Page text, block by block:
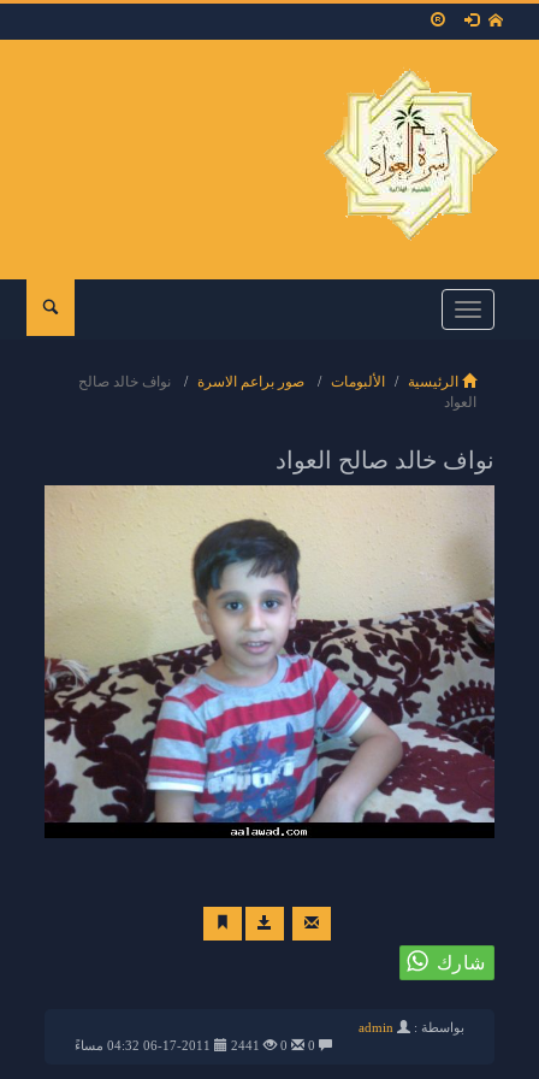
Toggle
navigation
الرئيسية الألبومات صور براعم الاسرة
نواف خالد صالح
العواد
نواف خالد صالح العواد
بواسطة :
admin
0
0
2441 06-17-2011 04:32 مساءً